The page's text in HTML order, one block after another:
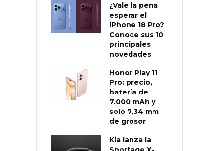
¿Vale la pena
esperar el
iPhone 18 Pro?
Conoce sus 10
principales
novedades
Honor Play 11
Pro: precio,
batería de
7.000 mAh y
solo 7,34 mm
de grosor
Kia lanza la